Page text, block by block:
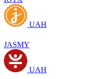
UAH
JASMY
UAH